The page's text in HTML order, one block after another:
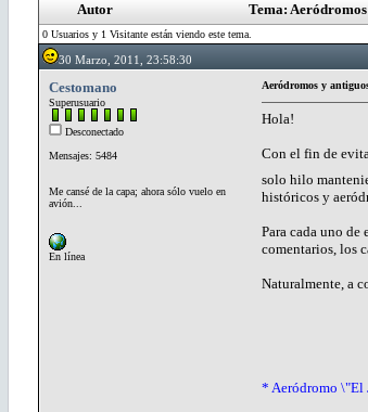
Autor Tema:
0 Usuarios y 1 Visitante están viendo este tema.
30 Marzo, 2011, 23:58:30
Cestomano
Superusuario
Desconectado
Mensajes: 5484
Me cansé de la capa; ahora sólo vuelo en
avión...
En línea
Aeródromos y
Hola!
Con el fin de
solo hilo
históricos y
Para cada uno
comentarios, los
Naturalmente, a
* Aeródromo \"El